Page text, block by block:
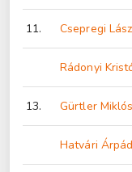
11. Csepregi
Rádonyi
13. Gürtler Miklós
Hatvári Árpád